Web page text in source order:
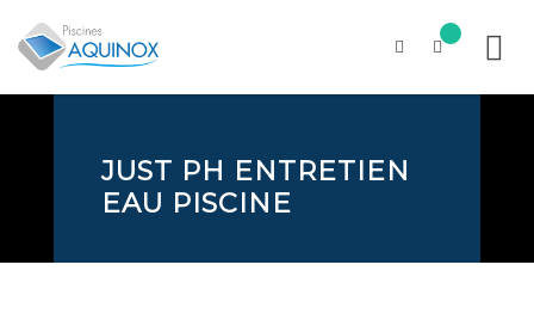
JUST PH ENTRETIEN
EAU PISCINE